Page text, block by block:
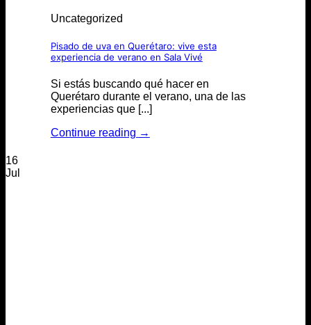
Uncategorized
Pisado de uva en Querétaro: vive esta
experiencia de verano en Sala Vivé
Si estás buscando qué hacer en
Querétaro durante el verano, una de las
experiencias que [...]
Continue reading →
16
Jul